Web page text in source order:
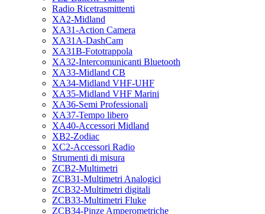
Radio Ricetrasmittenti
XA2-Midland
XA31-Action Camera
XA31A-DashCam
XA31B-Fototrappola
XA32-Intercomunicanti Bluetooth
XA33-Midland CB
XA34-Midland VHF-UHF
XA35-Midland VHF Marini
XA36-Semi Professionali
XA37-Tempo libero
XA40-Accessori Midland
XB2-Zodiac
XC2-Accessori Radio
Strumenti di misura
ZCB2-Multimetri
ZCB31-Multimetri Analogici
ZCB32-Multimetri digitali
ZCB33-Multimetri Fluke
ZCB34-Pinze Amperometriche